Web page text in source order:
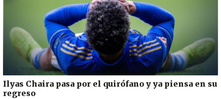
Ilyas Chaira pasa por el quirófano y ya piensa en su
regreso